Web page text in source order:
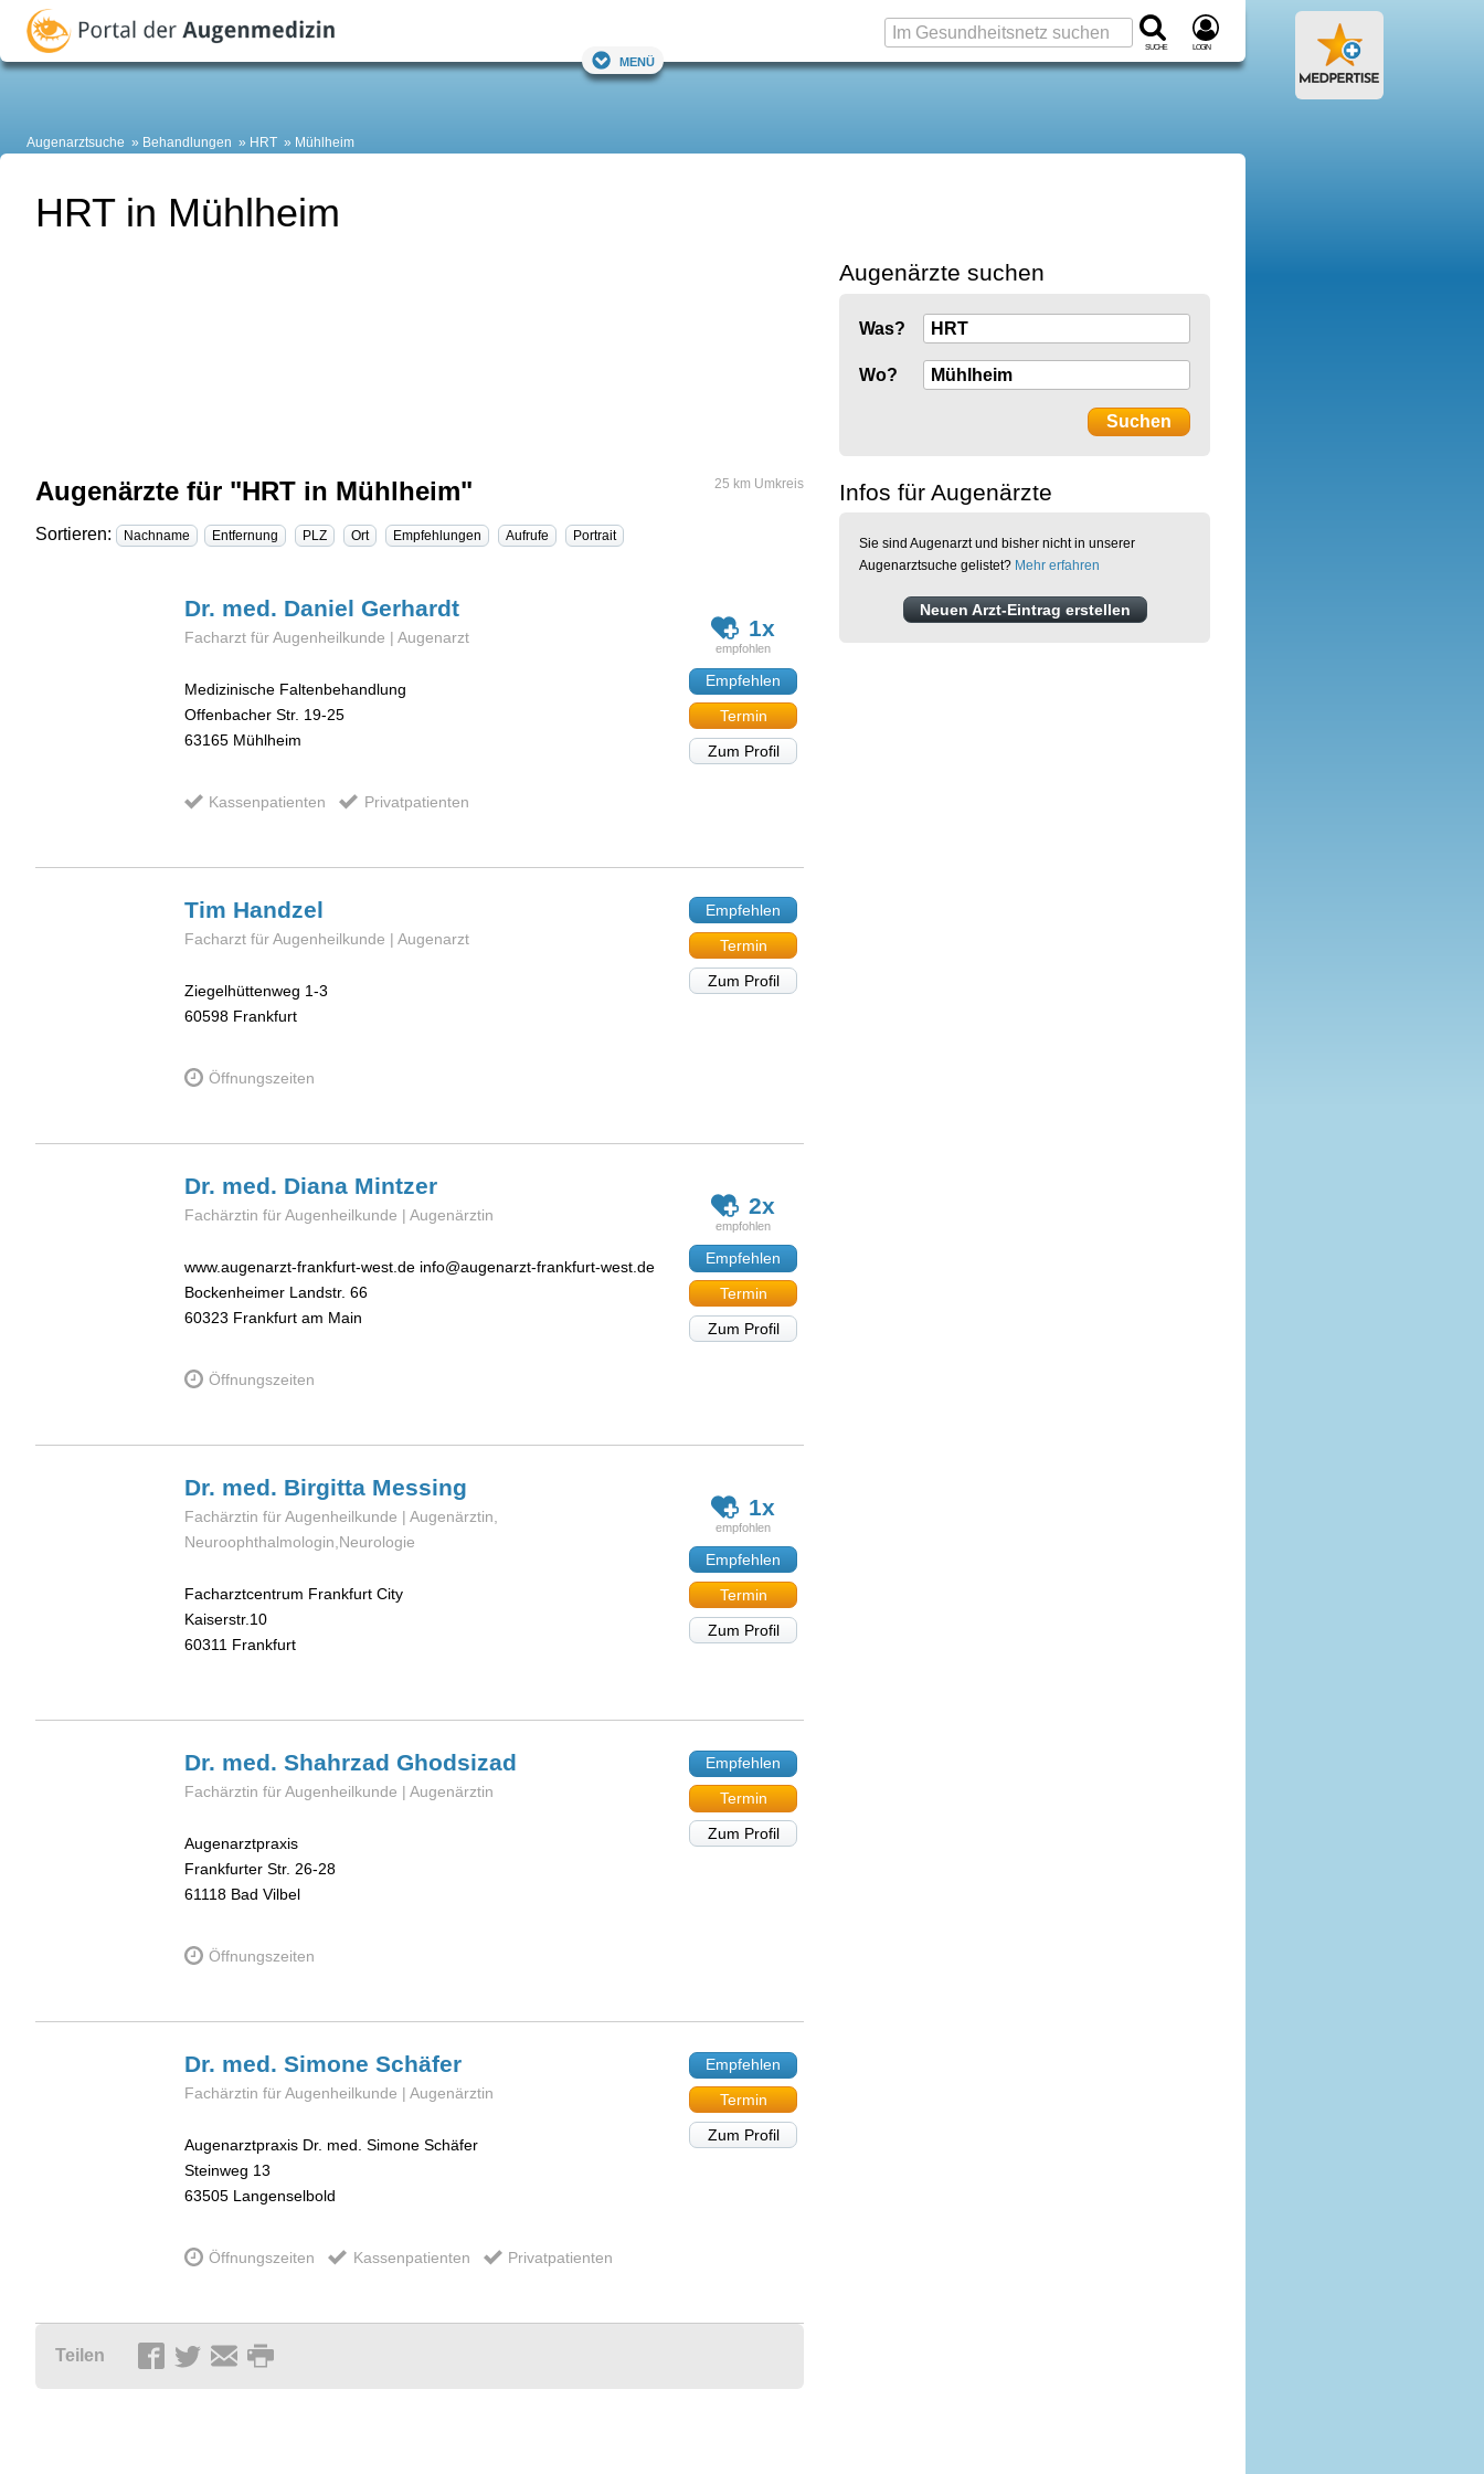
Suche Login
Menü
Augenarztsuche Behandlungen HRT Mühlheim
HRT in Mühlheim
Augenärzte für "HRT in Mühlheim" 25 km Umkreis
Sortieren: Nachname Entfernung PLZ Ort Empfehlungen Aufrufe Portrait
Dr. med. Daniel Gerhardt
Facharzt für Augenheilkunde | Augenarzt
Medizinische Faltenbehandlung
Offenbacher Str. 19-25
63165 Mühlheim
Kassenpatienten Privatpatienten
1x
Empfehlen
Termin
Zum Profil
Tim Handzel
Facharzt für Augenheilkunde | Augenarzt
Ziegelhüttenweg 1-3
60598 Frankfurt
Öffnungszeiten
Empfehlen
Termin
Zum Profil
Dr. med. Diana Mintzer
Fachärztin für Augenheilkunde | Augenärztin
www.augenarzt-frankfurt-west.de info@augenarzt-frankfurt-west.de
Bockenheimer Landstr. 66
60323 Frankfurt am Main
Öffnungszeiten
2x
Empfehlen
Termin
Zum Profil
Dr. med. Birgitta Messing
Fachärztin für Augenheilkunde | Augenärztin,
Neuroophthalmologin,Neurologie
Facharztcentrum Frankfurt City
Kaiserstr.10
60311 Frankfurt
1x
Empfehlen
Termin
Zum Profil
Dr. med. Shahrzad Ghodsizad
Fachärztin für Augenheilkunde | Augenärztin
Augenarztpraxis
Frankfurter Str. 26-28
61118 Bad Vilbel
Öffnungszeiten
Empfehlen
Termin
Zum Profil
Dr. med. Simone Schäfer
Fachärztin für Augenheilkunde | Augenärztin
Augenarztpraxis Dr. med. Simone Schäfer
Steinweg 13
63505 Langenselbold
Öffnungszeiten Kassenpatienten Privatpatienten
Empfehlen
Termin
Zum Profil
Teilen
Augenärzte suchen
Was?
Wo?
Infos für Augenärzte
Sie sind Augenarzt und bisher nicht in unserer
Augenarztsuche gelistet? Mehr erfahren
Neuen Arzt-Eintrag erstellen